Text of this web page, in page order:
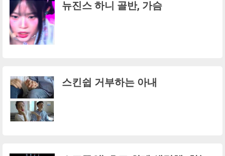
뉴진스 하니 골반, 가슴
스킨쉽 거부하는 아내